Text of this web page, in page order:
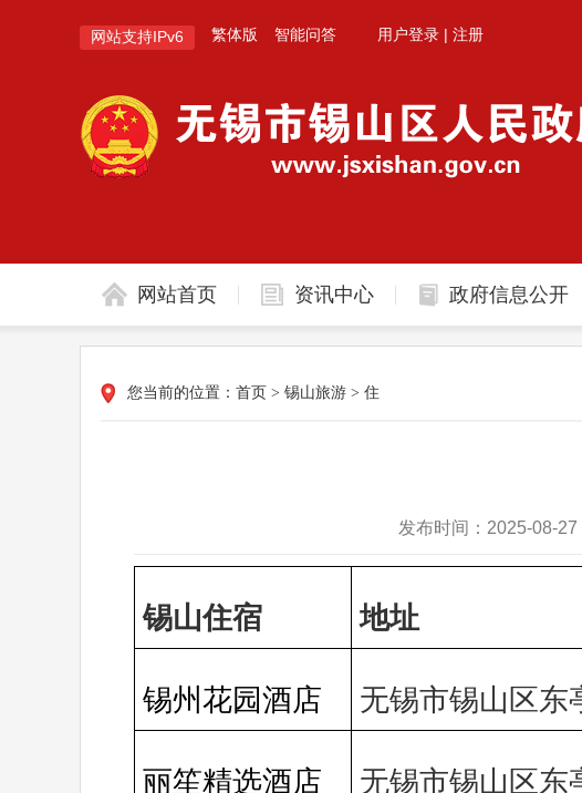
网站支持IPv6 繁体版 智能问答 用户登录 | 注册
网站首页 资讯中心 政府信息公开
您当前的位置： 首页 > 锡山旅游 > 住
发布时间：2025-08-
锡山住宿 地址
锡州花园酒店 无锡市锡山区东
丽笙精选酒店 无锡市锡山区东